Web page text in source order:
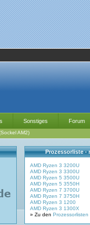
Sonstiges Forum
AM2)
Prozessorliste -
AMD Ryzen 3 3200U
AMD Ryzen 3 3300U
AMD Ryzen 5 3500U
AMD Ryzen 5 3550H
AMD Ryzen 7 3700U
AMD Ryzen 7 3750H
AMD Ryzen 3 1200
AMD Ryzen 3 1300X
» Zu den Prozessorlisten